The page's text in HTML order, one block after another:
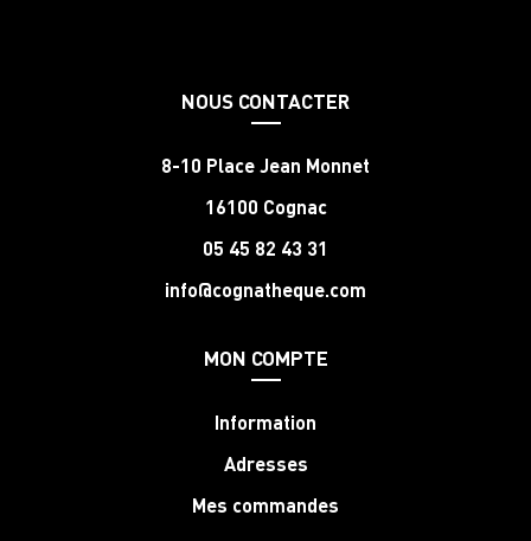
NOUS CONTACTER
8-10 Place Jean Monnet
16100 Cognac
05 45 82 43 31
info@cognatheque.com
MON COMPTE
Information
Adresses
Mes commandes